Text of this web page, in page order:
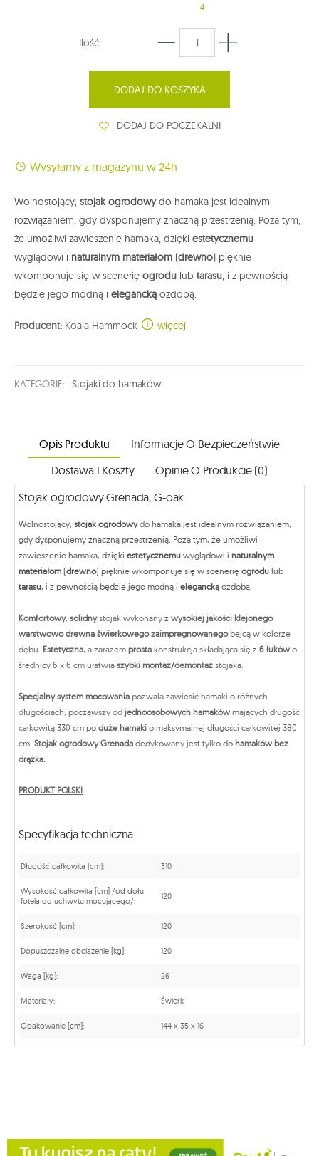
4
Ilość:
DODAJ DO KOSZYKA
DODAJ DO POCZEKALNI
Wysyłamy z magazynu w 24h
Wolnostojący, stojak ogrodowydo hamaka jest idealnym
rozwiązaniem, gdy dysponujemy znaczną przestrzenią. Poza tym,
że umożliwi zawieszenie hamaka, dzięki estetycznemu
wyglądowi i naturalnym materiałom (drewno) pięknie
wkomponuje się w scenerię ogrodu lub tarasu, i z pewnością
będzie jego modną i elegancką ozdobą.
Producent: Koala Hammock więcej
KATEGORIE: Stojaki do hamaków
Opis Produktu
Informacje O Bezpieczeństwie
Dostawa I Koszty
Opinie O Produkcie (0)
Stojak ogrodowy Grenada, G-oak
Wolnostojący, stojak ogrodowydo hamaka jest idealnym rozwiązaniem,
gdy dysponujemy znaczną przestrzenią. Poza tym, że umożliwi
zawieszenie hamaka, dzięki estetycznemu wyglądowi i naturalnym
materiałom (drewno) pięknie wkomponuje się w scenerię ogrodu lub
tarasu, i z pewnością będzie jego modną i elegancką ozdobą.
Komfortowy, solidnystojak wykonany z wysokiej jakości klejonego
warstwowo drewna świerkowego zaimpregnowanegobejcą w kolorze
dębu. Estetyczna, a zarazem prosta konstrukcja składająca się z 6 łuków o
średnicy 6 x 6 cm ułatwia szybki montaż/demontaż stojaka.
Specjalny system mocowania pozwala zawiesić hamaki o różnych
długościach, począwszy od jednoosobowych hamaków mających długość
całkowitą 330 cm po duże hamaki o maksymalnej długości całkowitej 380
cm. Stojak ogrodowy Grenada dedykowany jest tylko do hamaków bez
drążka.
PRODUKT POLSKI
Specyfikacja techniczna
Długość całkowita [cm]: 310
Wysokość całkowita [cm] /od dołu
fotela do uchwytu mocującego/:
120
Szerokość [cm]: 120
Dopuszczalne obciążenie [kg]: 120
Waga [kg]: 26
Materiały: Świerk
Opakowanie [cm]: 144 x 35 x 16